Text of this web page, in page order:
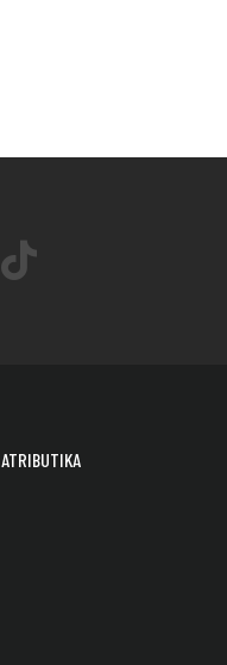
ATRIBUTIKA